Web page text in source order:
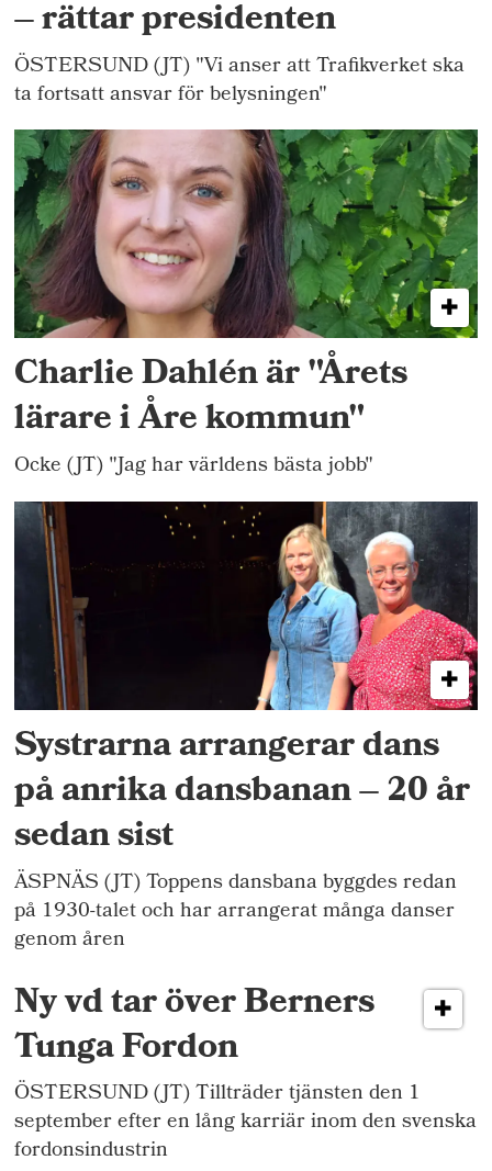
– rättar presidenten
ÖSTERSUND (JT) "Vi anser att Trafikverket ska
ta fortsatt ansvar för belysningen"
Charlie Dahlén är "Årets
lärare i Åre kommun"
Ocke (JT) "Jag har världens bästa jobb"
Systrarna arrangerar dans
på anrika dansbanan – 20 år
sedan sist
ÄSPNÄS (JT) Toppens dansbana byggdes redan
på 1930-talet och har arrangerat många danser
genom åren
Ny vd tar över Berners
Tunga Fordon
ÖSTERSUND (JT) Tillträder tjänsten den 1
september efter en lång karriär inom den svenska
fordonsindustrin